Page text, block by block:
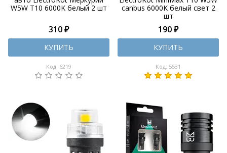
W5W T10 6000K белый 2 шт
310 ₽
КУПИТЬ
Код: 6219
canbus 6000K белый свет 2
шт
190 ₽
КУПИТЬ
Код: 5531